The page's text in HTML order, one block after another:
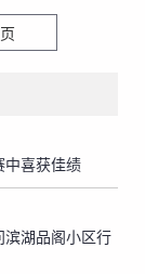
中喜获佳绩
滨湖品阁小区行